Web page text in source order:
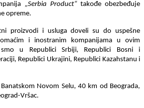
„Serbia Product“takođe obezbeđuje
opreme.
proizvodi i usluga doveli su do uspešne
i inostranim kompanijama u ovim
smo u Republici Srbiji, Republici Bosni i
Republici Ukrajini, Republici Kazahstanu i
Novom Selu, 40 km od Beograda,
Vršac.